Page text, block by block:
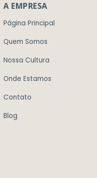
A EMPRESA
Página Principal
Quem Somos
Nossa Cultura
Onde Estamos
Contato
Blog